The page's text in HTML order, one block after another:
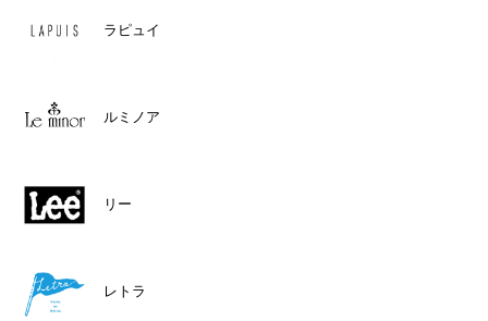
ラピュイ
ルミノア
リー
レトラ